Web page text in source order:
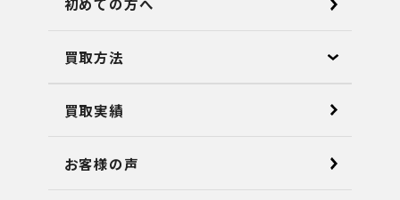
買取方法
買取実績
お客様の声